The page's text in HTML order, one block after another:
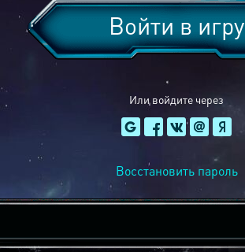
Или войдите через
Войти в игру
Восстановить пароль